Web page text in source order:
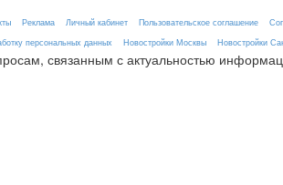
Реклама Личный кабинет Пользовательское соглашение
персональных данных
Новостройки Москвы Новостройки
связанным с актуальностью